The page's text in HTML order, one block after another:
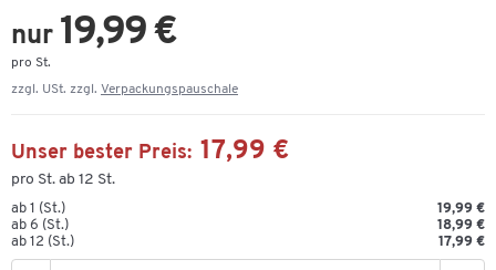
nur 19,99 €
pro St.
zzgl. USt. zzgl. Verpackungspauschale
Unser bester Preis: 17,99 €
pro St. ab 12 St.
ab 1 (St.)
19,99 €
ab 6 (St.)
18,99 €
ab 12 (St.)
17,99 €